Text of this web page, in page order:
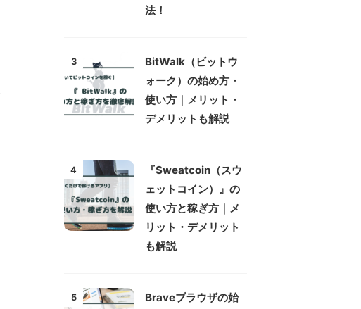
法！
3
BitWalk（ビットウ
ォーク）の始め方・
使い方｜メリット・
デメリットも解説
4
『Sweatcoin（スウ
ェットコイン）』の
使い方と稼ぎ方｜メ
リット・デメリット
も解説
5
Braveブラウザの始